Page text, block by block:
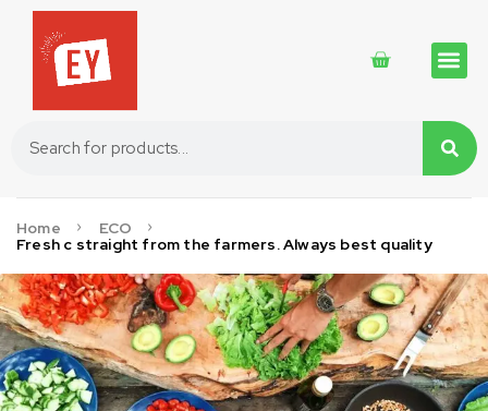
Home
ECO
Fresh c straight from the farmers. Always best quality